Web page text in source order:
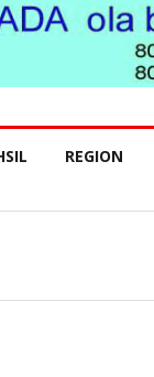
REGION